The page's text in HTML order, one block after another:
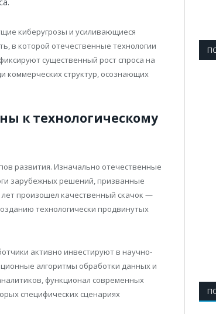
киберугрозы и усиливающиеся
в которой отечественные технологии
существенный рост спроса на
коммерческих структур, осознающих
к технологическому
развития. Изначально отечественные
зарубежных решений, призванные
произошел качественный скачок —
технологически продвинутых
активно инвестируют в научно-
алгоритмы обработки данных и
функционал современных
специфических сценариях